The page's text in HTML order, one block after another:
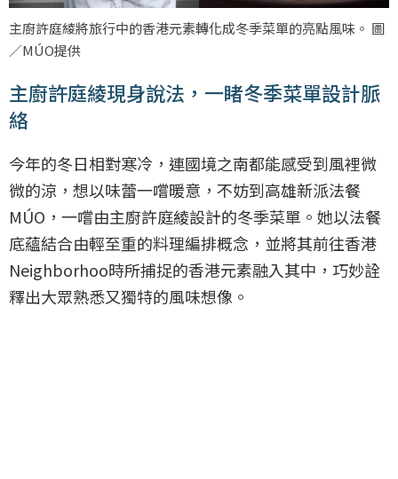
主廚許庭綾將旅行中的香港元素轉化成冬季菜單的亮點風味。 圖
／MÚO提供
主廚許庭綾現身說法，一睹冬季菜單設計脈
絡
今年的冬日相對寒冷，連國境之南都能感受到風裡微
微的涼，想以味蕾一嚐暖意，不妨到高雄新派法餐
MÚO，一嚐由主廚許庭綾設計的冬季菜單。她以法餐
底蘊結合由輕至重的料理編排概念，並將其前往香港
Neighborhoo時所捕捉的香港元素融入其中，巧妙詮
釋出大眾熟悉又獨特的風味想像。